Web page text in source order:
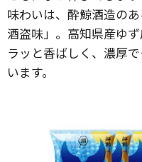
味わいは、酔鯨酒造の
酒盗味」。高知県産ゆ
ラッと香ばしく、濃厚
います。